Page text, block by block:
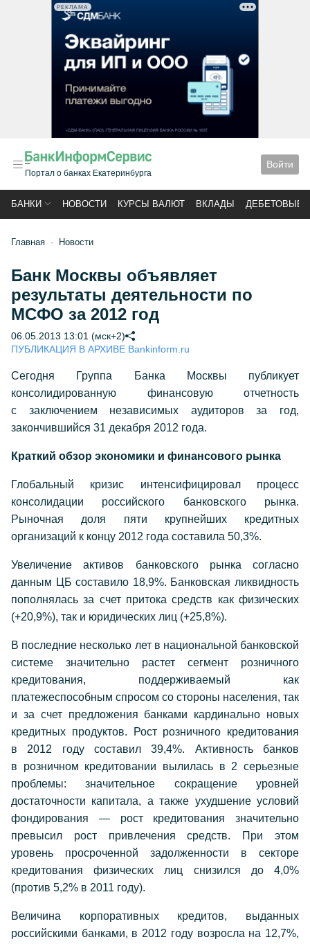
РЕКЛАМА
Портал о банках Екатеринбурга
Войти
БАНКИ НОВОСТИ КУРСЫ ВАЛЮТ ВКЛАДЫ ДЕБЕТОВЫЕ
Главная Новости
Банк Москвы объявляет
результаты деятельности по
МСФО за 2012 год
06.05.2013 13:01 (мск+2)
ПУБЛИКАЦИЯ В АРХИВЕ Bankinform.ru
Сегодня Группа Банка Москвы публикует
консолидированную финансовую отчетность
с заключением независимых аудиторов за год,
закончившийся 31 декабря 2012 года.
Краткий обзор экономики и финансового рынка
Глобальный кризис интенсифицировал процесс
консолидации российского банковского рынка.
Рыночная доля пяти крупнейших кредитных
организаций к концу 2012 года составила 50,3%.
Увеличение активов банковского рынка согласно
данным ЦБ составило 18,9%. Банковская ликвидность
пополнялась за счет притока средств как физических
(+20,9%), так и юридических лиц (+25,8%).
В последние несколько лет в национальной банковской
системе значительно растет сегмент розничного
кредитования, поддерживаемый как
платежеспособным спросом со стороны населения, так
и за счет предложения банками кардинально новых
кредитных продуктов. Рост розничного кредитования
в 2012 году составил 39,4%. Активность банков
в розничном кредитовании вылилась в 2 серьезные
проблемы: значительное сокращение уровней
достаточности капитала, а также ухудшение условий
фондирования — рост кредитования значительно
превысил рост привлечения средств. При этом
уровень просроченной задолженности в секторе
кредитования физических лиц снизился до 4,0%
(против 5,2% в 2011 году).
Величина корпоративных кредитов, выданных
российскими банками, в 2012 году возросла на 12,7%,